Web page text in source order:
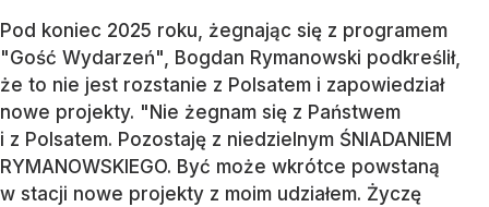
Pod koniec 2025 roku, żegnając się z programem
"Gość Wydarzeń", Bogdan Rymanowski podkreślił,
że to nie jest rozstanie z Polsatem i zapowiedział
nowe projekty. "Nie żegnam się z Państwem
i z Polsatem. Pozostaję z niedzielnym ŚNIADANIEM
RYMANOWSKIEGO. Być może wkrótce powstaną
w stacji nowe projekty z moim udziałem. Życzę